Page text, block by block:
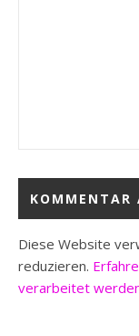
Diese Website
reduzieren.
verarbeitet